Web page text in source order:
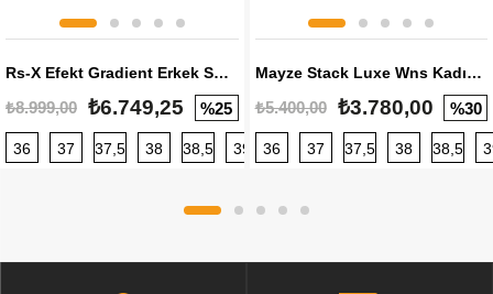
Rs-X Efekt Gradient Erkek Sneaker
₺8.999,00 ₺6.749,25 %25
36 37 37,5 38 38,5 39 40 40,5 41 42 42,5
Mayze Stack Luxe Wns Kadın Sneaker
₺5.400,00 ₺3.780,00 %30
36 37 37,5 38 38,5